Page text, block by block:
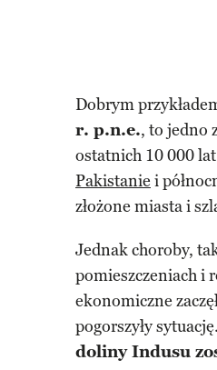
Dobrym
r. p.n.e., to jedno
ostatnich 10 000
Pakistanie i
złożone miasta i
Jednak choroby,
pomieszczeniach i
ekonomiczne
pogorszyły sytuację.
doliny Indusu